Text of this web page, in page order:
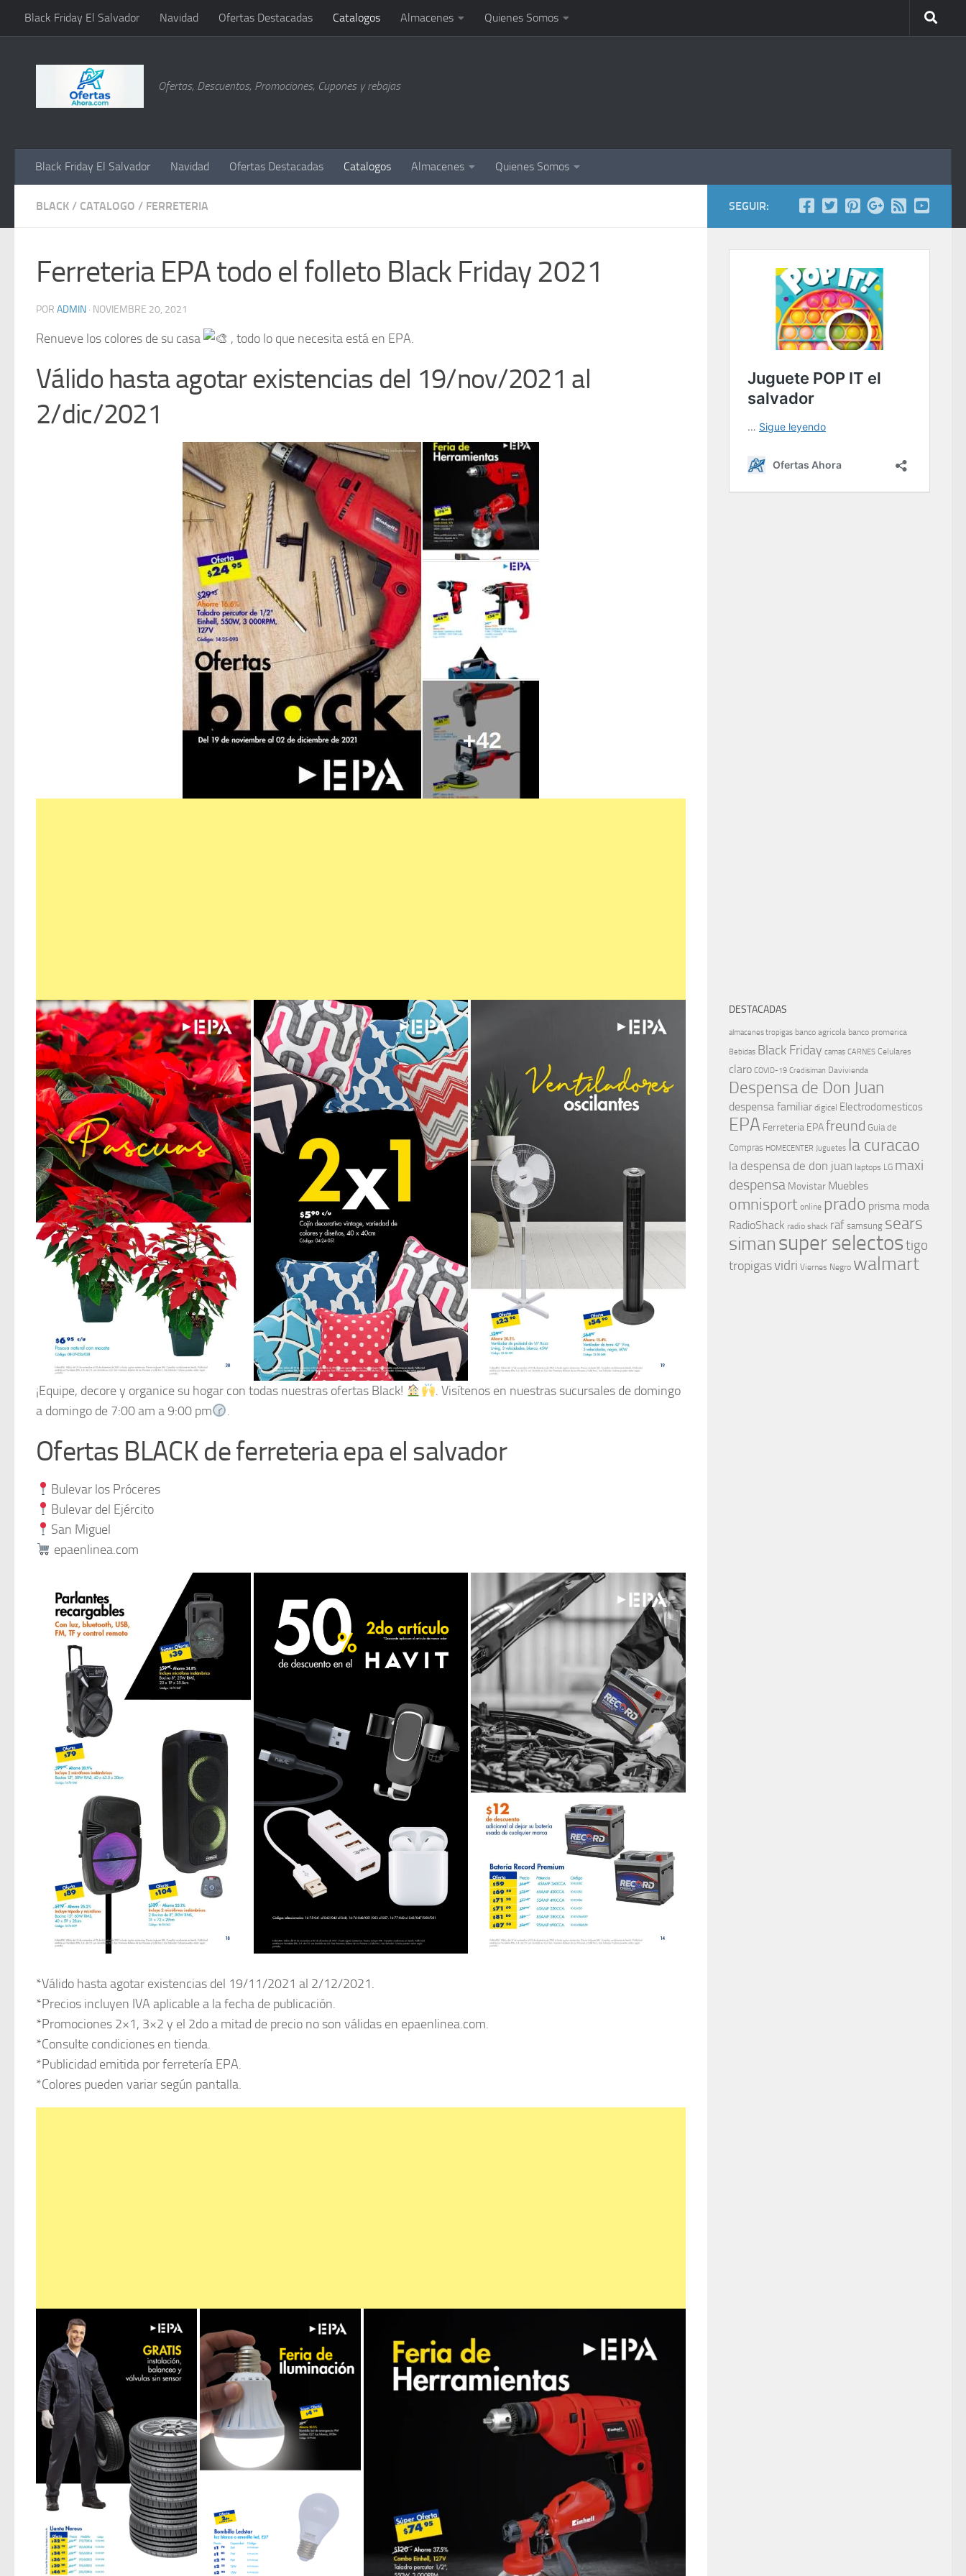
Saltar al contenido
Black Friday El Salvador Navidad Ofertas Destacadas Catalogos Almacenes Quienes Somos
Ofertas, Descuentos, Promociones, Cupones y rebajas
Black Friday El Salvador Navidad Ofertas Destacadas Catalogos Almacenes Quienes Somos
BLACK / CATALOGO / FERRETERIA
Ferreteria EPA todo el folleto Black Friday 2021
POR ADMIN · NOVIEMBRE 20, 2021
Renueve los colores de su casa , todo lo que necesita está en EPA.
Válido hasta agotar existencias del 19/nov/2021 al
2/dic/2021
¡Equipe, decore y organice su hogar con todas nuestras ofertas Black!
. Visítenos en nuestras sucursales de domingo
a domingo de 7:00 am a 9:00 pm
.
Ofertas BLACK de ferreteria epa el salvador
Bulevar los Próceres
Bulevar del Ejército
San Miguel
epaenlinea.com
*Válido hasta agotar existencias del 19/11/2021 al 2/12/2021.
*Precios incluyen IVA aplicable a la fecha de publicación.
*Promociones 2×1, 3×2 y el 2do a mitad de precio no son válidas en epaenlinea.com.
*Consulte condiciones en tienda.
*Publicidad emitida por ferretería EPA.
*Colores pueden variar según pantalla.
SEGUIR:
DESTACADAS
almacenes tropigas banco agricola banco promerica
Bebidas Black Friday camas CARNES Celulares
claro COVID-19 Credisiman Davivienda
Despensa de Don Juan
despensa familiar digicel Electrodomesticos
EPA Ferreteria EPAfreund Guia de
Compras HOMECENTER Juguetes la curacao
la despensa de don juan laptops LG maxi
despensa Movistar Muebles
omnisport online prado prisma moda
RadioShack radio shack raf samsung sears
simansuper selectostigo
tropigasvidri Viernes Negro walmart